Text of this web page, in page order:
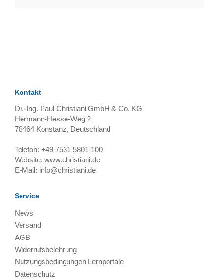
Kontakt
Dr.-Ing. Paul Christiani GmbH & Co. KG
Hermann-Hesse-Weg 2
78464 Konstanz, Deutschland
Telefon: +49 7531 5801-100
Website: www.christiani.de
E-Mail: info@christiani.de
Service
News
Versand
AGB
Widerrufsbelehrung
Nutzungsbedingungen Lernportale
Datenschutz